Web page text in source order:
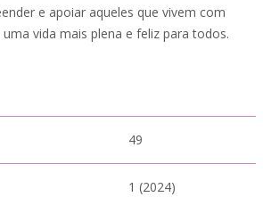
e apoiar aqueles que vivem com
vida mais plena e feliz para todos.
49
1 (2024)